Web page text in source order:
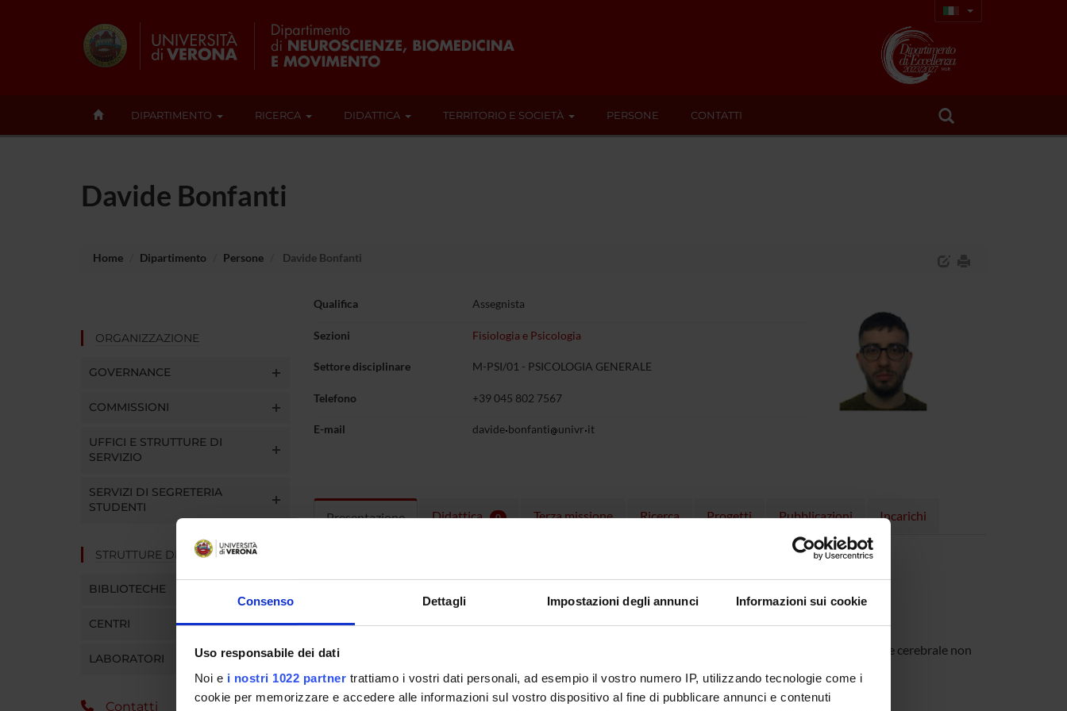
Consenso Dettagli Impostazioni degli annunci Informazioni sui cookie
Uso responsabile dei dati
Noi e i nostri 1022 partner trattiamo i vostri dati personali, ad esempio il vostro numero IP, utilizzando tecnologie come i
cookie per memorizzare e accedere alle informazioni sul vostro dispositivo al fine di pubblicare annunci e contenuti
DIPARTIMENTO RICERCA DIDATTICA TERRITORIO E SOCIETÀ PERSONE CONTATTI
Davide Bonfanti
Home Dipartimento Persone Davide Bonfanti
ORGANIZZAZIONE
GOVERNANCE
COMMISSIONI
UFFICI E STRUTTURE DI
SERVIZIO
SERVIZI DI SEGRETERIA
STUDENTI
STRUTTURE DEL DIPARTIMENTO
BIBLIOTECHE
CENTRI
LABORATORI
Contatti
Qualifica Assegnista
Sezioni Fisiologia e Psicologia
Settore disciplinare M-PSI/01 - PSICOLOGIA GENERALE
Telefono +39 045 802 7567
E-mail davide bonfanti univr it
Presentazione Didattica 0 Terza missione Ricerca Progetti Pubblicazioni Incarichi
CV Ita (pdf, it, 169 KB, 11/02/21)
Borsa di Ricerca post lauream dal titolo: “Consapevolezza percettiva: studi elettrofisiologici, di stimolazione cerebrale non
Responsabile Scientifica: Prof.ssa Silvia Savazzi